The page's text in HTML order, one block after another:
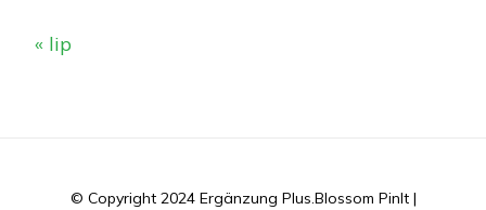
« lip
© Copyright 2024 Ergänzung Plus.Blossom PinIt |